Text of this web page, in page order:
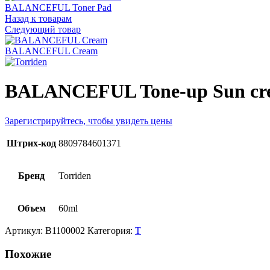
BALANCEFUL Toner Pad
Назад к товарам
Следующий товар
BALANCEFUL Cream
BALANCEFUL Tone-up Sun
Зарегистрируйтесь, чтобы увидеть цены
Штрих-код 8809784601371
Бренд Torriden
Объем 60ml
Артикул: B1100002 Категория: T
Похожие